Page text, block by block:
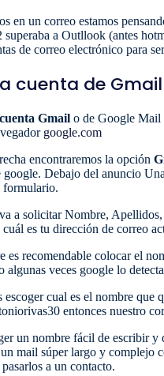
en un correo estamos
superaba a Outllook (antes
de correo electrónico para
cuenta de Gmail
cuenta Gmail o de Google Mail
google.com
encontraremos la opción
Debajo del anuncio
formulario.
a solicitar Nombre,
es tu dirección de correo
es recomendable colocar el
algunas veces google lo
escoger cual es el nombre que
entonces nuestro
un nombre fácil de escribir y
mail súper largo y complejo
a un contacto.